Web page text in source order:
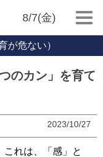
8/7(金)
が危ない）
のカン」を育て
2023/10/27
れは、「感」と